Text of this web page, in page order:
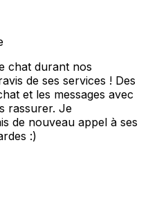
chat durant nos
de ses services ! Des
et les messages avec
rassurer. Je
de nouveau appel à ses
:)